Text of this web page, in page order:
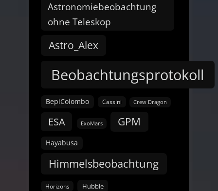
Astronomiebeobachtung
ohne Teleskop
Astro_Alex
Beobachtungsprotokoll
BepiColombo Cassini Crew Dragon
ESA ExoMars GPM
Hayabusa
Himmelsbeobachtung
Horizons Hubble